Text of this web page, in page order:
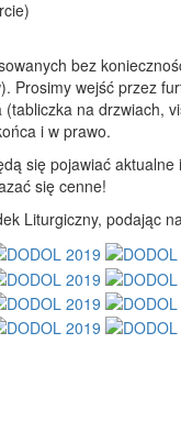
bez
Prosimy wejść przez
na drzwiach,
i w prawo.
się pojawiać
się cenne!
Liturgiczny, podając